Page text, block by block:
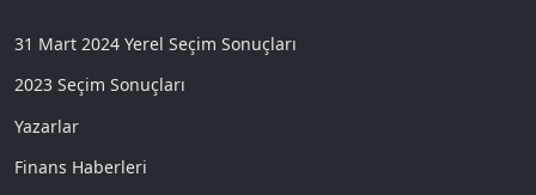
31 Mart 2024 Yerel Seçim Sonuçları
2023 Seçim Sonuçları
Yazarlar
Finans Haberleri